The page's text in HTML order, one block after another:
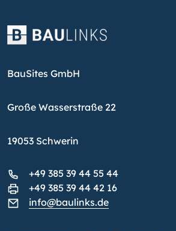
BauSites GmbH
Große Wasserstraße 22
19053 Schwerin
+49 385 39 44 55 44
+49 385 39 44 42 16
info@baulinks.de